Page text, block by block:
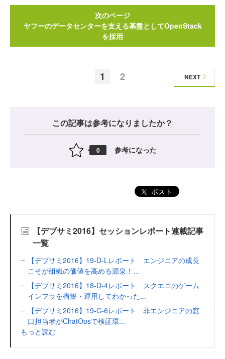
次のページ
ヤフーのデータセンターを支える基盤としてOpenStack
を採用
1 2 NEXT
この記事は参考になりましたか？
0 参考になった
ポスト
【デブサミ2016】セッションレポート連載記事
一覧
【デブサミ2016】19-D-Lレポート エンジニアの成長
こそが組織の価値を高める源泉！...
【デブサミ2016】18-D-4レポート スクエニのゲーム
インフラを構築・運用してわかった...
【デブサミ2016】19-C-6レポート 非エンジニアの窓
口担当者がChatOpsで検証環...
もっと読む